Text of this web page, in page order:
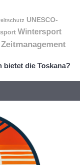
UNESCO-
Wintersport
Zeitmanagement
bietet die Toskana?